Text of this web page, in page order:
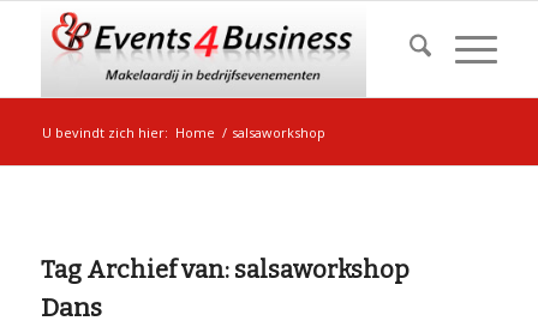
U bevindt zich hier: Home / salsaworkshop
Tag Archief van: salsaworkshop
Dans